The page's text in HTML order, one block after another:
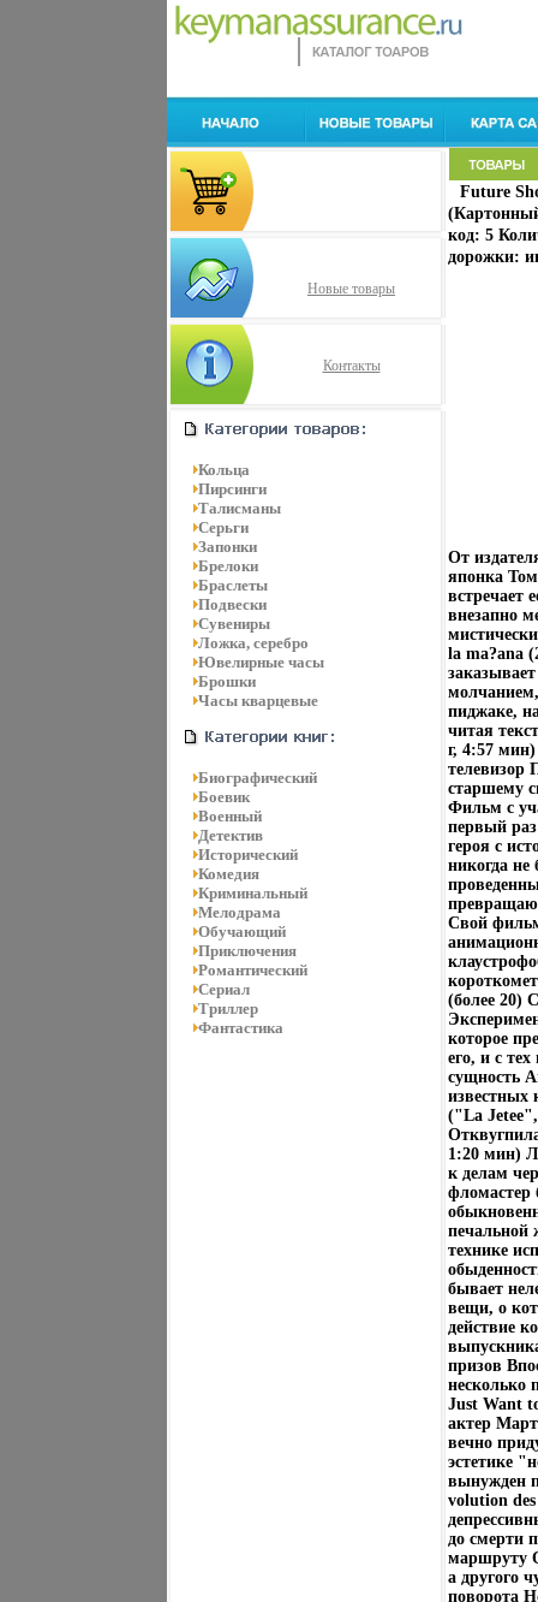
Новые товары
Контакты
Кольца
Пирсинги
Талисманы
Серьги
Запонки
Брелоки
Браслеты
Подвески
Сувениры
Ложка, серебро
Ювелирные часы
Брошки
Часы кварцевые
Биографический
Боевик
Военный
Детектив
Исторический
Комедия
Криминальный
Мелодрама
Обучающий
Приключения
Романтический
Сериал
Триллер
Фантастика
Future
код: 5
дорожки:
От
японка
встречает
внезапно
la ma?ana
пиджаке,
читая
г, 4:57
телевизор
старшему
Фильм с
первый
героя с
никогда
Свой
(более 20)
которое
его, и с
сущность
известных
("La
1:20 мин)
к делам
фломастер
печальной
технике
бывает
вещи, о
действие
призов
несколько
Just Want
актер
вечно
эстетике
вынужден
volution
до смерти
маршруту
а другого
поворота